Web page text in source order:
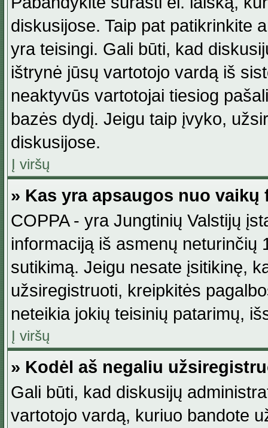
diskusijose. Taip pat patikrinkite
yra teisingi. Gali būti, kad
ištrynė jūsų vartotojo vardą iš
neaktyvūs vartotojai tiesiog
bazės dydį. Jeigu taip įvyko,
diskusijose.
Į viršų
» Kas yra apsaugos nuo vaikų
COPPA - yra Jungtinių Valstijų
informaciją iš asmenų neturinčių
sutikimą. Jeigu nesate įsitikinę,
užsiregistruoti, kreipkitės
neteikia jokių teisinių patarimų,
Į viršų
» Kodėl aš negaliu
Gali būti, kad diskusijų
vartotojo vardą, kuriuo bandote